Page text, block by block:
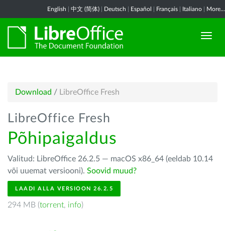
English 中文 (简体) Deutsch Español Français Italiano More...
Download / LibreOffice Fresh
LibreOffice Fresh
Põhipaigaldus
Valitud: LibreOffice 26.2.5 — macOS x86_64 (eeldab 10.14
või uuemat versiooni). Soovid muud?
LAADI ALLA VERSIOON 26.2.5
294 MB (torrent, info)